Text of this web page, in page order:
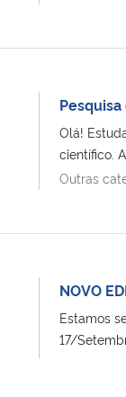
Olá!
científico.
Outras
NOVO
Estamos
17/